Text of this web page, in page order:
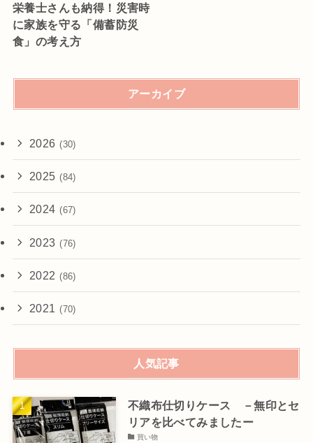
栄養士さんも納得！災害時
に家族を守る「備蓄防災
食」の考え方
アーカイブ
2026 (30)
2025 (84)
2024 (67)
2023 (76)
2022 (86)
2021 (70)
人気記事
不織布仕切りケース －無印とセ
リアを比べてみましたー
買い物